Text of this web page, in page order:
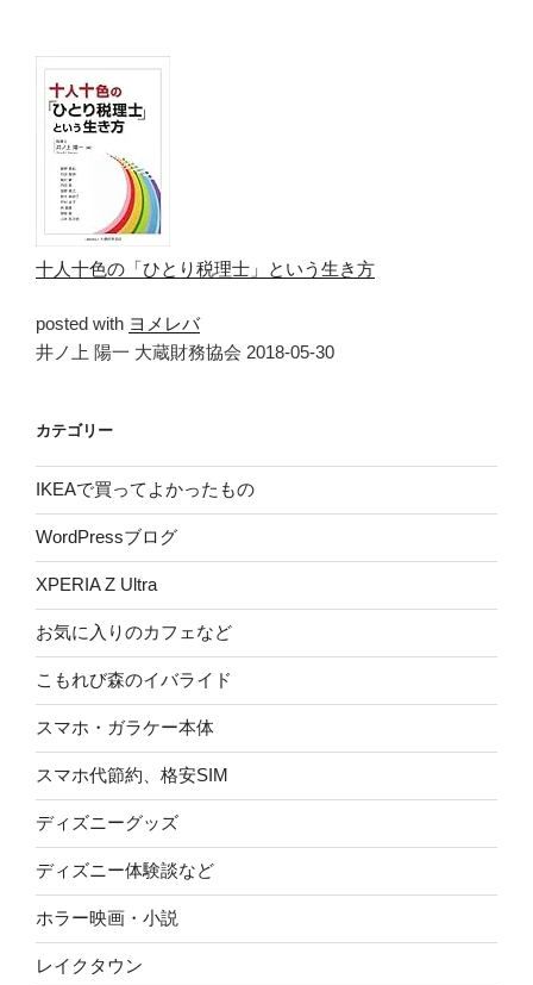
十人十色の「ひとり税理士」という生き方
posted with ヨメレバ
井ノ上 陽一 大蔵財務協会 2018-05-30
カテゴリー
IKEAで買ってよかったもの
WordPressブログ
XPERIA Z Ultra
お気に入りのカフェなど
こもれび森のイバライド
スマホ・ガラケー本体
スマホ代節約、格安SIM
ディズニーグッズ
ディズニー体験談など
ホラー映画・小説
レイクタウン